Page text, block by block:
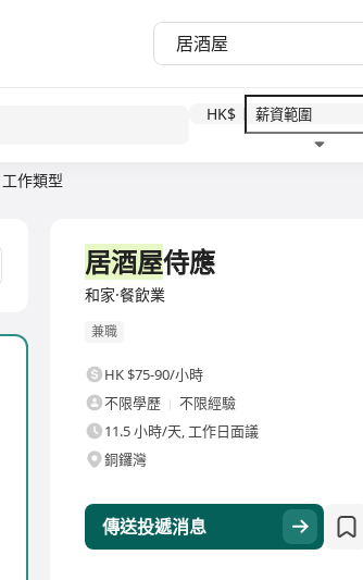
工作類型
HK$
居酒屋侍應
和家·餐飲業
兼職
HK $75-90/小時
不限學歷
不限經驗
11.5 小時/天, 工作日面議
銅鑼灣
傳送投遞消息